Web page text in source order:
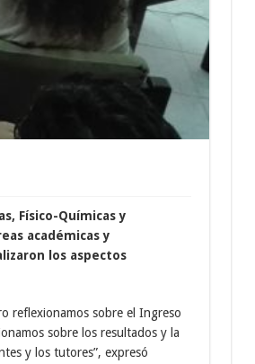
Físico-Químicas y
académicas y
los aspectos
reflexionamos sobre el Ingreso
sobre los resultados y la
y los tutores”, expresó